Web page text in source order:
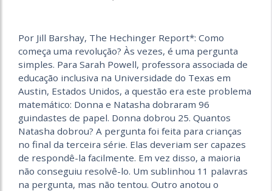
Por Jill Barshay, The Hechinger Report*: Como
começa uma revolução? Às vezes, é uma pergunta
simples. Para Sarah Powell, professora associada de
educação inclusiva na Universidade do Texas em
Austin, Estados Unidos, a questão era este problema
matemático: Donna e Natasha dobraram 96
guindastes de papel. Donna dobrou 25. Quantos
Natasha dobrou? A pergunta foi feita para crianças
no final da terceira série. Elas deveriam ser capazes
de respondê-la facilmente. Em vez disso, a maioria
não conseguiu resolvê-lo. Um sublinhou 11 palavras
na pergunta, mas não tentou. Outro anotou o